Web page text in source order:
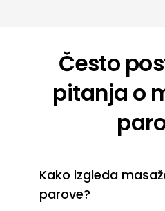
Često
pitanja o
Kako izgleda
parove?